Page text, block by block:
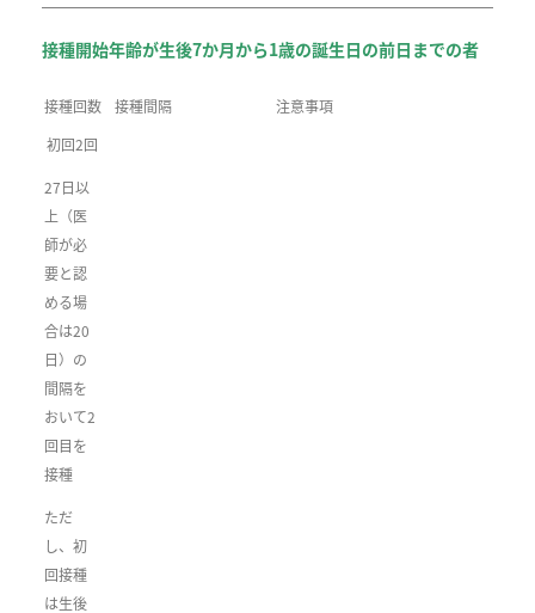
接種開始年齢が生後7か月から1歳の誕生日の前日までの者
接種回数 接種間隔
注意事項
初回2回
27日以
上（医
師が必
要と認
める場
合は20
日）の
間隔を
おいて2
回目を
接種
ただ
し、初
回接種
は生後